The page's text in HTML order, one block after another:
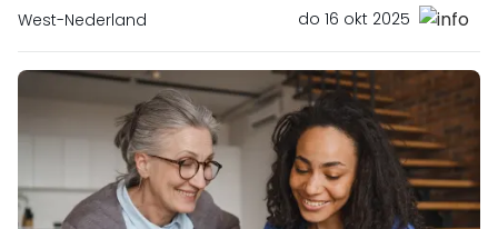
West-Nederland
do 16 okt 2025